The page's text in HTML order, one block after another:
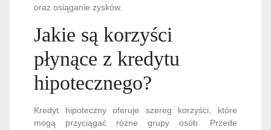
oraz osiąganie zysków.
Jakie są korzyści
płynące z kredytu
hipotecznego?
Kredyt hipoteczny oferuje szereg korzyści, które
mogą przyciągać różne grupy osób. Przede